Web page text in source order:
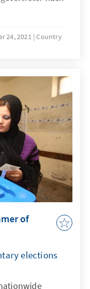
24, 2021 Country
of
elections